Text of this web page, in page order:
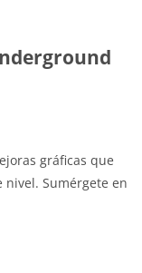
gráficas que
Sumérgete en